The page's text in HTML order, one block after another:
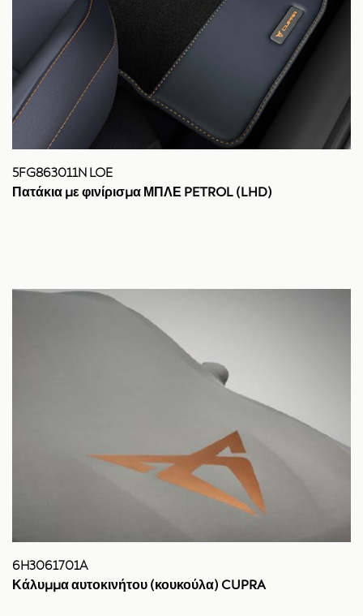
5FG863011N LOE
Πατάκια με φινίρισμα ΜΠΛΕ PETROL (LHD)
6H3061701A
Κάλυμμα αυτοκινήτου (κουκούλα) CUPRA